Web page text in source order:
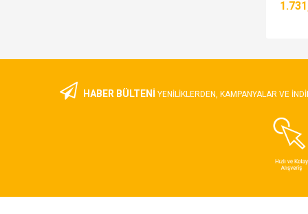
HABER BÜLTENİ YENILIKLERDEN, KAMPANYALAR VE